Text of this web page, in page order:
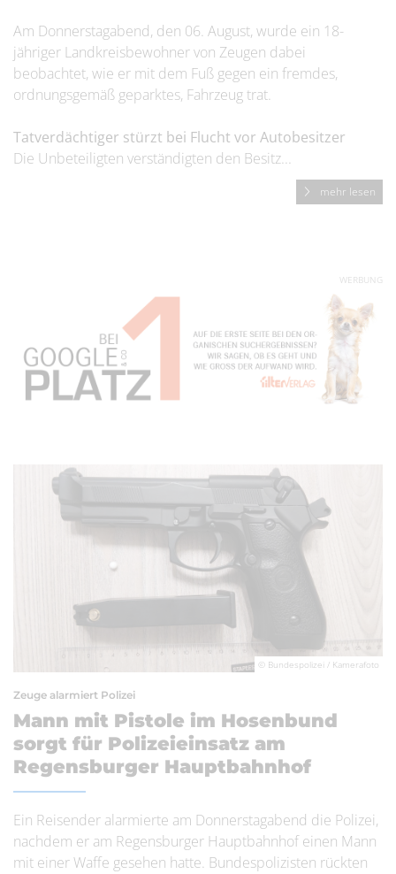
Am Donnerstagabend, den 06. August, wurde ein 18-
jähriger Landkreisbewohner von Zeugen dabei
beobachtet, wie er mit dem Fuß gegen ein fremdes,
ordnungsgemäß geparktes, Fahrzeug trat.
Tatverdächtiger stürzt bei Flucht vor Autobesitzer
Die Unbeteiligten verständigten den Besitz...
mehr lesen
WERBUNG
© Bundespolizei / Kamerafoto
Zeuge alarmiert Polizei
Mann mit Pistole im Hosenbund
sorgt für Polizeieinsatz am
Regensburger Hauptbahnhof
Ein Reisender alarmierte am Donnerstagabend die Polizei,
nachdem er am Regensburger Hauptbahnhof einen Mann
mit einer Waffe gesehen hatte. Bundespolizisten rückten